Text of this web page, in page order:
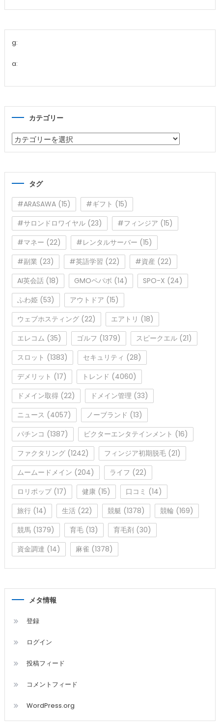
g:
a:
カテゴリー
カ
テ
タグ
#ARASAWA(15) #ギフト (15)
#サロンドロワイヤル(23) #フィンジア (15)
#マネー (22) #レンタルサーバー (15)
#副業 (23) #英語学習 (22) #資産 (22)
AI英会話(18) GMOペパボ (14) SPO-X (24)
ふわ姫 (53) アウトドア (15)
ウェブホスティング(22) エアトリ (18)
エレコム (35) ゴルフ (1379) スピークエル(21)
スロット (1383) セキュリティ (28)
デメリット (17) トレンド (4060)
ドメイン取得(22) ドメイン管理 (33)
ニュース (4057) ノーブランド (13)
パチンコ (1387) ビクターエンタテインメント (16)
ファクタリング(1242) フィンジア初期脱毛(21)
ムームードメイン (204) ライフ (22)
ロリポップ(17) 健康(15) 口コミ (14)
旅行(14) 生活(22) 競艇 (1378) 競輪 (169)
競馬(1379) 育毛(13) 育毛剤 (30)
資金調達 (14) 麻雀 (1378)
メタ情報
登録
ログイン
投稿フィード
コメントフィード
WordPress.org